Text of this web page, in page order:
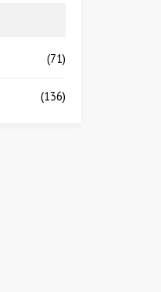
(71)
(136)